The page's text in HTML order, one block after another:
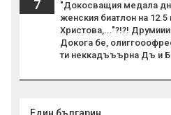
7
"Докосващия медала
женския биатлон на
Христова,..."?!?!
Докога бе,
ти неккадъъърна Дъ и